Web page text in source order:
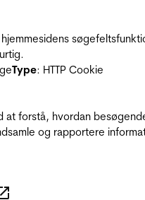
Type: HTTP Cookie
at forstå, hvordan
og rapportere